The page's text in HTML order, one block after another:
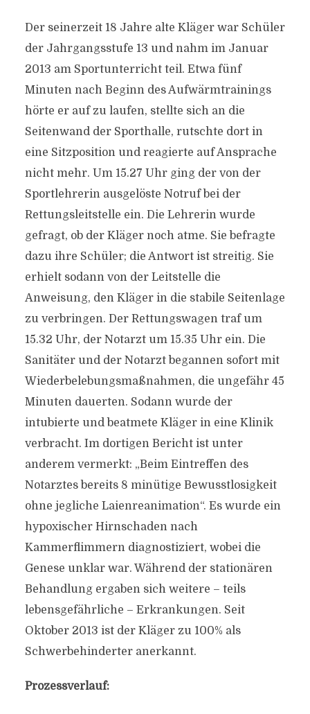
Der seinerzeit 18 Jahre alte Kläger war Schüler
der Jahrgangsstufe 13 und nahm im Januar
2013 am Sportunterricht teil. Etwa fünf
Minuten nach Beginn des Aufwärmtrainings
hörte er auf zu laufen, stellte sich an die
Seitenwand der Sporthalle, rutschte dort in
eine Sitzposition und reagierte auf Ansprache
nicht mehr. Um 15.27 Uhr ging der von der
Sportlehrerin ausgelöste Notruf bei der
Rettungsleitstelle ein. Die Lehrerin wurde
gefragt, ob der Kläger noch atme. Sie befragte
dazu ihre Schüler; die Antwort ist streitig. Sie
erhielt sodann von der Leitstelle die
Anweisung, den Kläger in die stabile Seitenlage
zu verbringen. Der Rettungswagen traf um
15.32 Uhr, der Notarzt um 15.35 Uhr ein. Die
Sanitäter und der Notarzt begannen sofort mit
Wiederbelebungsmaßnahmen, die ungefähr 45
Minuten dauerten. Sodann wurde der
intubierte und beatmete Kläger in eine Klinik
verbracht. Im dortigen Bericht ist unter
anderem vermerkt: „Beim Eintreffen des
Notarztes bereits 8 minütige Bewusstlosigkeit
ohne jegliche Laienreanimation“. Es wurde ein
hypoxischer Hirnschaden nach
Kammerflimmern diagnostiziert, wobei die
Genese unklar war. Während der stationären
Behandlung ergaben sich weitere – teils
lebensgefährliche – Erkrankungen. Seit
Oktober 2013 ist der Kläger zu 100% als
Schwerbehinderter anerkannt.
Prozessverlauf: